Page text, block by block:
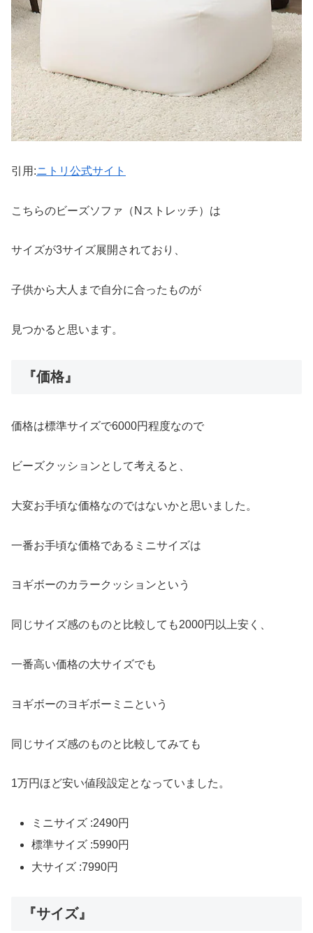
引用:ニトリ公式サイト
こちらのビーズソファ（Nストレッチ）は
サイズが3サイズ展開されており、
子供から大人まで自分に合ったものが
見つかると思います。
『価格』
価格は標準サイズで6000円程度なので
ビーズクッションとして考えると、
大変お手頃な価格なのではないかと思いました。
一番お手頃な価格であるミニサイズは
ヨギボーのカラークッションという
同じサイズ感のものと比較しても2000円以上安く、
一番高い価格の大サイズでも
ヨギボーのヨギボーミニという
同じサイズ感のものと比較してみても
1万円ほど安い値段設定となっていました。
ミニサイズ :2490円
標準サイズ :5990円
大サイズ :7990円
『サイズ』